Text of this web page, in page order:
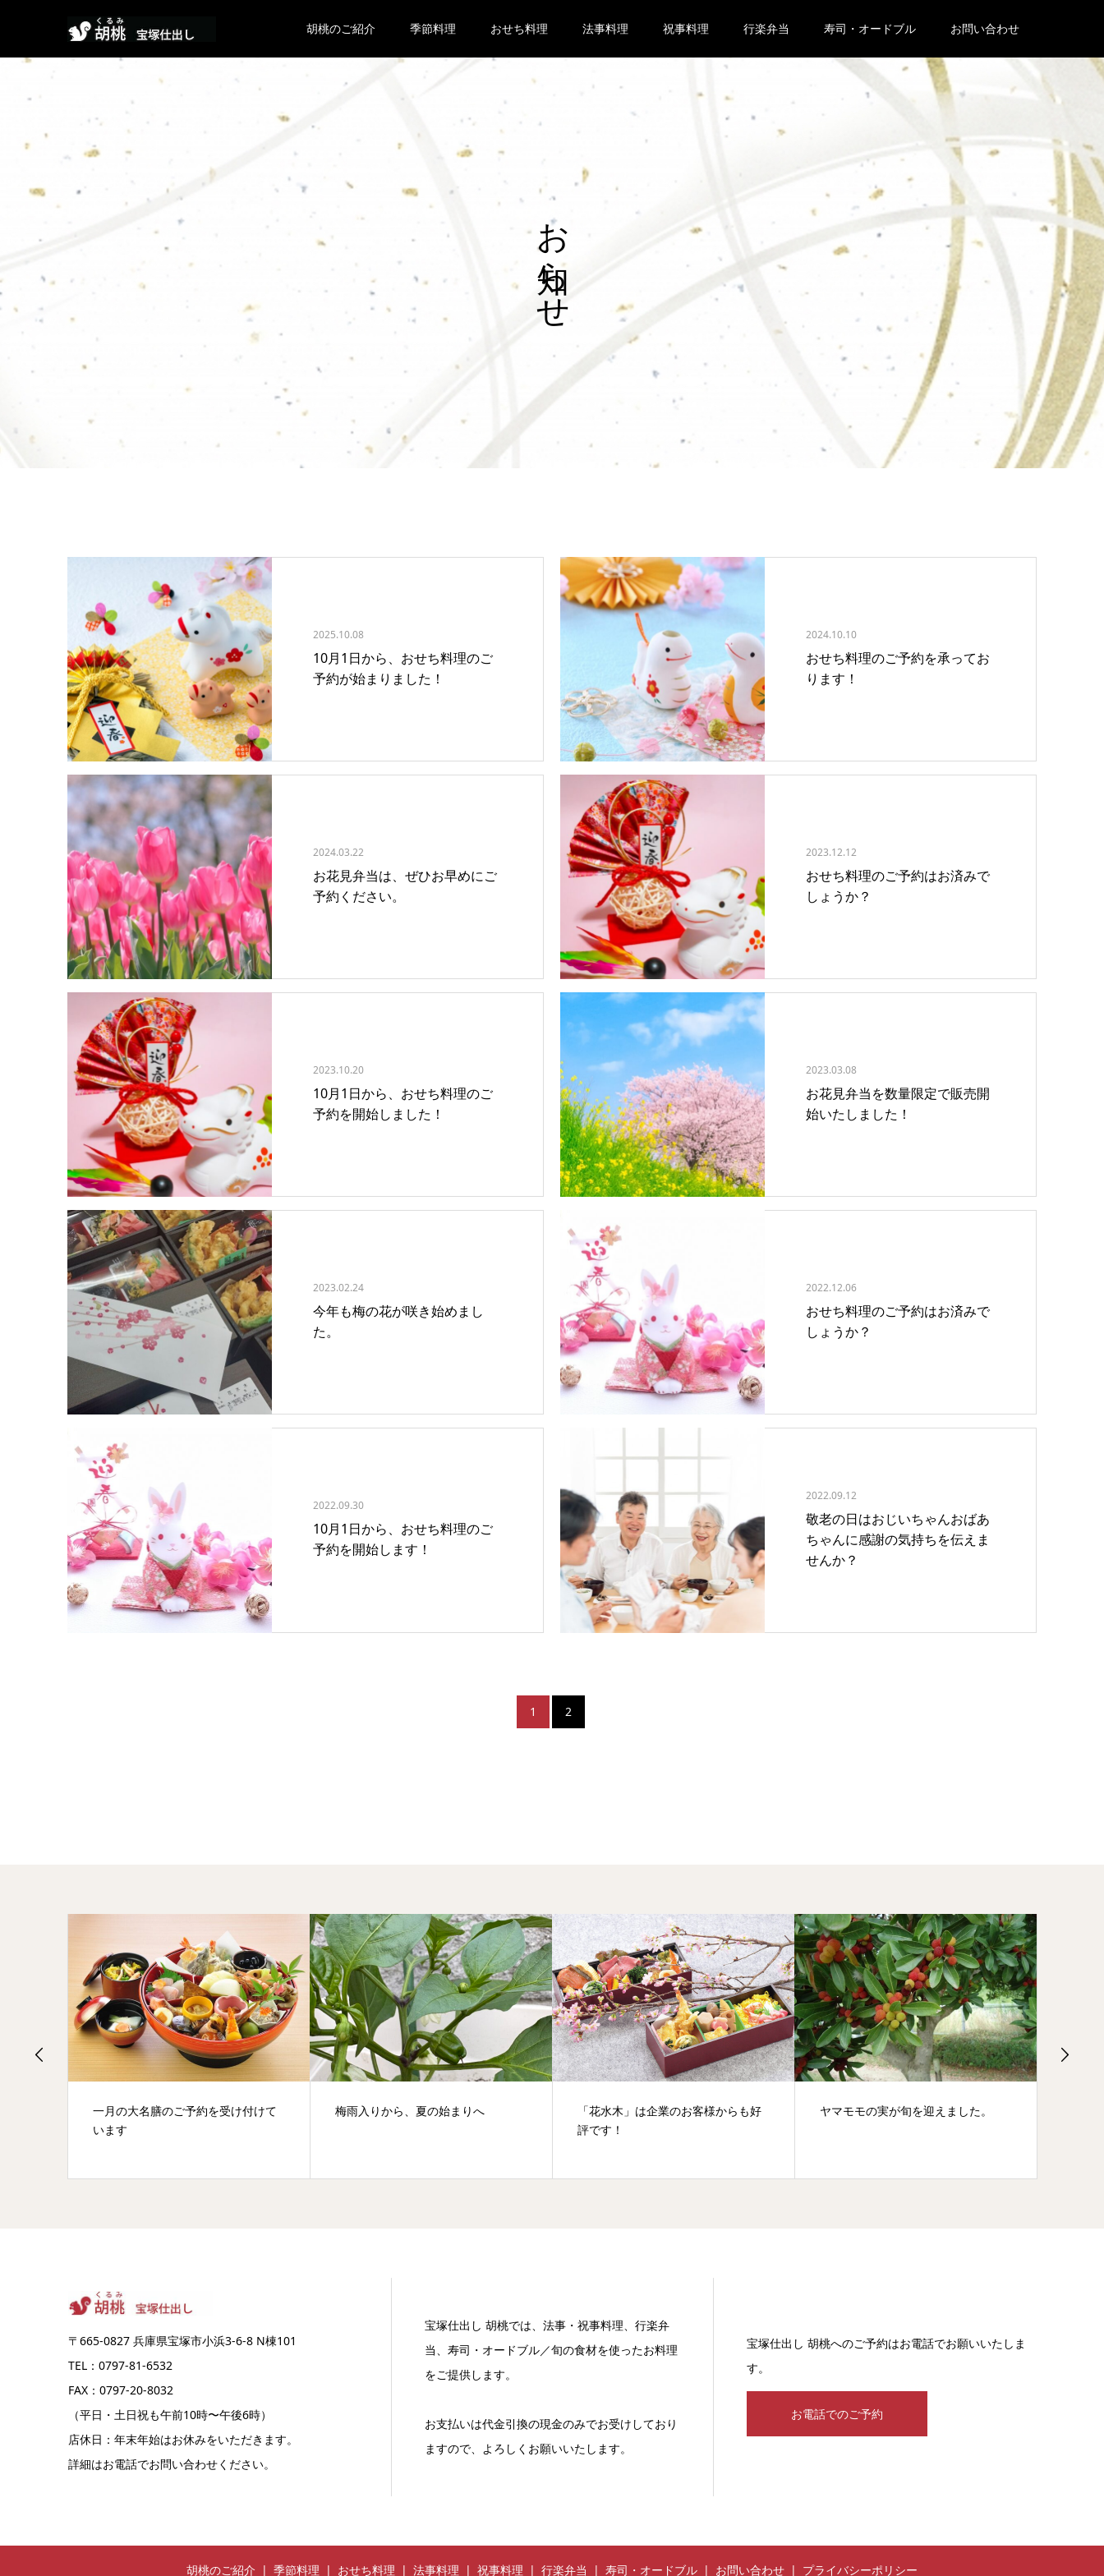
胡桃のご紹介 季節料理 おせち料理 法事料理 祝事料理 行楽弁当 寿司・オードブル お問い合わせ
お知らせ
2025.10.08
10月1日から、おせち料理のご
予約が始まりました！
2024.10.10
おせち料理のご予約を承ってお
ります！
2024.03.22
お花見弁当は、ぜひお早めにご
予約ください。
2023.12.12
おせち料理のご予約はお済みで
しょうか？
2023.10.20
10月1日から、おせち料理のご
予約を開始しました！
2023.03.08
お花見弁当を数量限定で販売開
始いたしました！
2023.02.24
今年も梅の花が咲き始めまし
た。
2022.12.06
おせち料理のご予約はお済みで
しょうか？
2022.09.30
10月1日から、おせち料理のご
予約を開始します！
2022.09.12
敬老の日はおじいちゃんおばあ
ちゃんに感謝の気持ちを伝えま
せんか？
1 2
一月の大名膳のご予約を受け付けて
梅雨入りから、夏の始まりへ
「花水木」は企業のお客様からも好
評です！
ヤマモモの実が旬を迎えました。
〒665-0827 兵庫県宝塚市小浜3-6-8 N棟101
TEL：0797-81-6532
FAX：0797-20-8032
（平日・土日祝も午前10時〜午後6時）
店休日：年末年始はお休みをいただきます。
詳細はお電話でお問い合わせください。
宝塚仕出し 胡桃では、法事・祝事料理、行楽弁
当、寿司・オードブル／旬の食材を使ったお料理
をご提供します。
お支払いは代金引換の現金のみでお受けしており
ますので、よろしくお願いいたします。
宝塚仕出し 胡桃へのご予約はお電話でお願いいたしま
す。
お電話でのご予約
胡桃のご紹介 季節料理 おせち料理 法事料理 祝事料理 行楽弁当 寿司・オードブル お問い合わせ プライバシーポリシー